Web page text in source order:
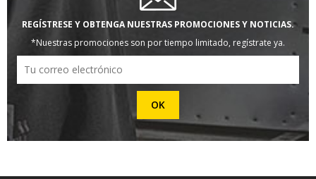
REGÍSTRESE Y OBTENGA NUESTRAS PROMOCIONES Y NOTICIAS.
*Nuestras promociones son por tiempo limitado, regístrate ya.